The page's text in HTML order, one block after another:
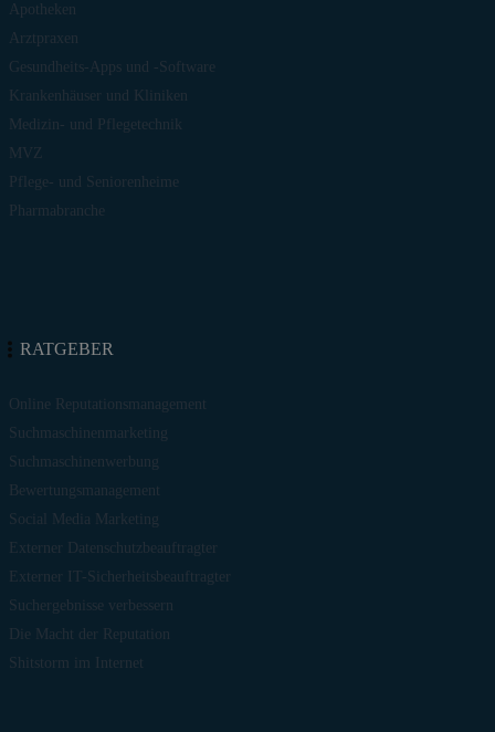
Apotheken
Arztpraxen
Gesundheits-Apps und -Software
Krankenhäuser und Kliniken
Medizin- und Pflegetechnik
MVZ
Pflege- und Seniorenheime
Pharmabranche
RATGEBER
Online Reputationsmanagement
Suchmaschinenmarketing
Suchmaschinenwerbung
Bewertungsmanagement
Social Media Marketing
Externer Datenschutzbeauftragter
Externer IT-Sicherheitsbeauftragter
Suchergebnisse verbessern
Die Macht der Reputation
Shitstorm im Internet